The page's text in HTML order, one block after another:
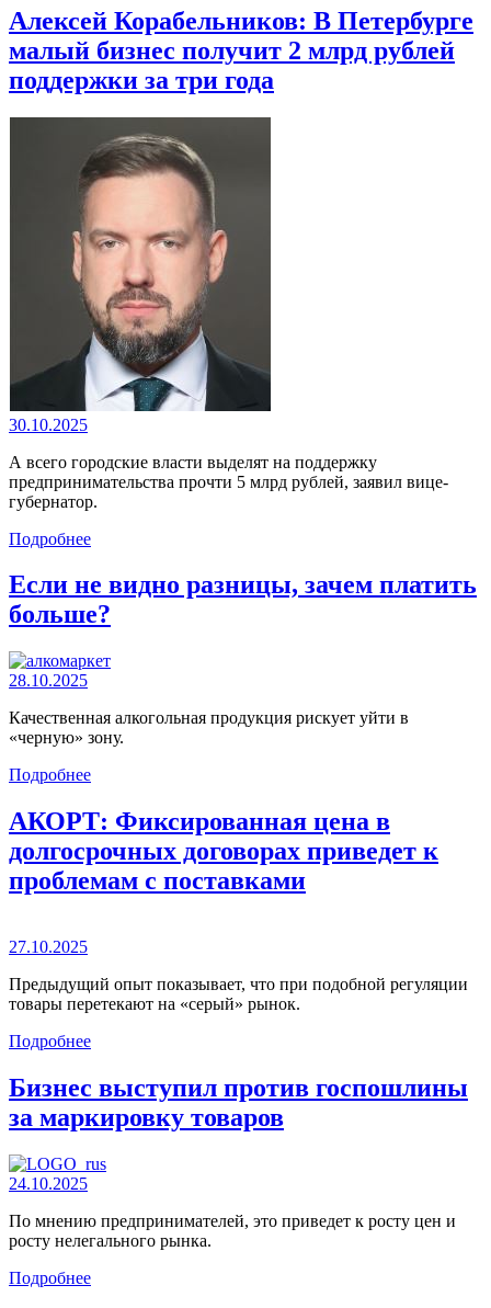
Алексей Корабельников: В Петербурге
малый бизнес получит 2 млрд рублей
поддержки за три года
30.10.2025
А всего городские власти выделят на поддержку
предпринимательства прочти 5 млрд рублей, заявил вице-
губернатор.
Подробнее
Если не видно разницы, зачем платить
больше?
28.10.2025
Качественная алкогольная продукция рискует уйти в
«черную» зону.
Подробнее
АКОРТ: Фиксированная цена в
долгосрочных договорах приведет к
проблемам с поставками
27.10.2025
Предыдущий опыт показывает, что при подобной регуляции
товары перетекают на «серый» рынок.
Подробнее
Бизнес выступил против госпошлины
за маркировку товаров
24.10.2025
По мнению предпринимателей, это приведет к росту цен и
росту нелегального рынка.
Подробнее